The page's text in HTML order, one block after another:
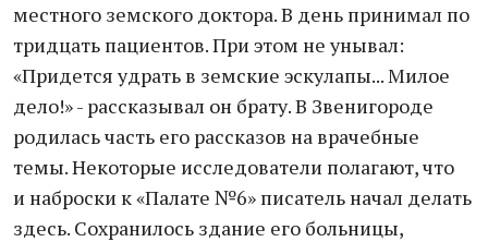
местного земского доктора. В день принимал по
тридцать пациентов. При этом не унывал:
«Придется удрать в земские эскулапы... Милое
дело!» - рассказывал он брату. В Звенигороде
родилась часть его рассказов на врачебные
темы. Некоторые исследователи полагают, что
и наброски к «Палате №6» писатель начал делать
здесь. Сохранилось здание его больницы,